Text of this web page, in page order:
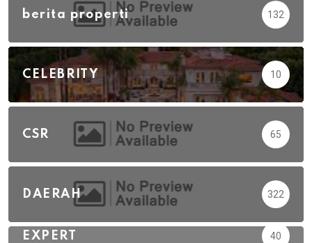
berita properti 132
CELEBRITY 10
CSR 65
DAERAH 322
EXPERT 40